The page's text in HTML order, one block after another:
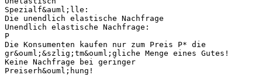
Spezialf&auml;lle:
Die unendlich elastische Nachfrage
Unendlich elastische Nachfrage:
P
Die Konsumenten kaufen nur zum Preis P* die
gr&ouml;&szlig;tm&ouml;gliche Menge eines Gutes!
Keine Nachfrage bei geringer
Preiserh&ouml;hung!